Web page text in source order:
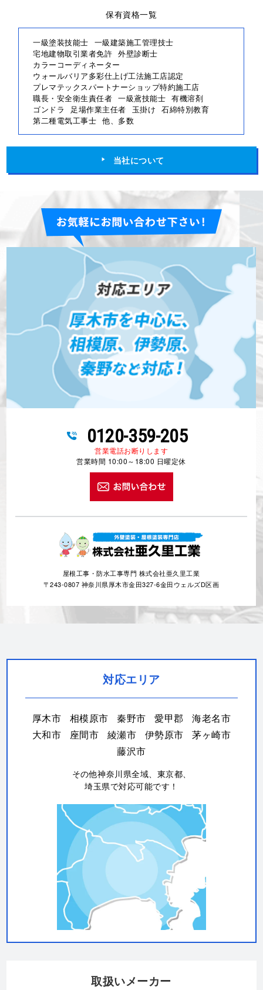
保有資格一覧
一級塗装技能士 一級建築施工管理技士
宅地建物取引業者免許 外壁診断士
カラーコーディネーター
ウォールバリア多彩仕上げ工法施工店認定
プレマテックスパートナーショップ特約施工店
職長・安全衛生責任者 一級鳶技能士 有機溶剤
ゴンドラ
足場作業主任者 玉掛け 石綿特別教育
第二種電気工事士 他、多数
当社について
0120-359-205
営業電話お断りします
営業時間 10:00～18:00 日曜定休
屋根工事・防水工事専門 株式会社亜久里工業
〒243-0807 神奈川県厚木市金田327-6金田ウェルズD区画
対応エリア
厚木市 相模原市 秦野市 愛甲郡
海老名市
大和市
座間市 綾瀬市 伊勢原市
茅ヶ崎市
藤沢市
その他神奈川県全域、東京都、
埼玉県で対応可能です！
取扱いメーカー